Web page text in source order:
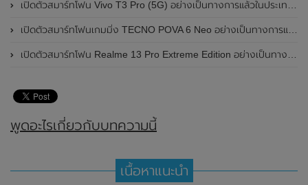
เปิดตัวสมาร์ทโฟน Vivo T3 Pro (5G) อย่างเป็นทางการแล้วในประเทศอินเดีย
เปิดตัวสมาร์ทโฟนเกมมิ่ง TECNO POVA 6 Neo อย่างเป็นทางการแล้วในประเทศไทย ในราคา 8,499 บาท
เปิดตัวสมาร์ทโฟน Realme 13 Pro Extreme Edition อย่างเป็นทางการแล้วในประเทศจีน
พูดอะไรเกี่ยวกับบทความนี้
เนื้อหาแนะนำ